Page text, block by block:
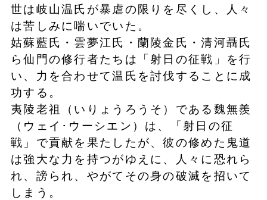
世は岐山温氏が暴虐の限りを尽くし、人々
は苦しみに喘いでいた。
姑蘇藍氏・雲夢江氏・蘭陵金氏・清河聶氏
ら仙門の修行者たちは「射日の征戦」を行
い、力を合わせて温氏を討伐することに成
功する。
夷陵老祖（いりょうろうそ）である魏無羨
（ウェイ･ウーシエン）は、「射日の征
戦」で貢献を果たしたが、彼の修めた鬼道
は強大な力を持つがゆえに、人々に恐れら
れ、謗られ、やがてその身の破滅を招いて
しまう。